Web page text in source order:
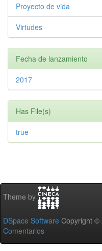
Proyecto de vida
Virtudes
Fecha de lanzamiento
2017
Has File(s)
true
Theme by
DSpace Software Copyright ©
Comentarios